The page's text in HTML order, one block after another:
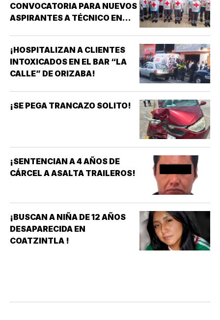
CONVOCATORIA PARA NUEVOS
ASPIRANTES A TÉCNICO EN
¡HOSPITALIZAN A CLIENTES
INTOXICADOS EN EL BAR “LA
CALLE” DE ORIZABA!
¡SE PEGA TRANCAZO SOLITO!
¡SENTENCIAN A 4 AÑOS DE
CÁRCEL A ASALTA TRAILEROS!
¡BUSCAN A NIÑA DE 12 AÑOS
DESAPARECIDA EN
COATZINTLA !